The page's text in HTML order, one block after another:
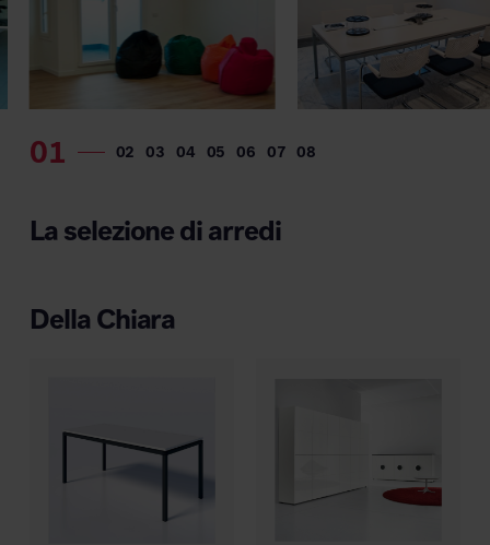
Area outdoor
Area hospitality
La selezione di arredi
Della Chiara